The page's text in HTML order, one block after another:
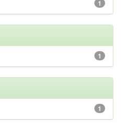
1
1
1